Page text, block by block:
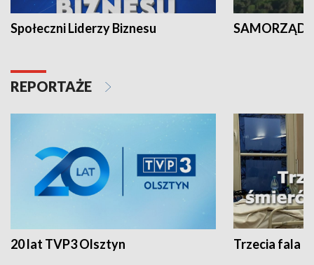
Społeczni Liderzy Biznesu SAMORZĄD
REPORTAŻE
20 lat TVP3 Olsztyn Trzecia fala -